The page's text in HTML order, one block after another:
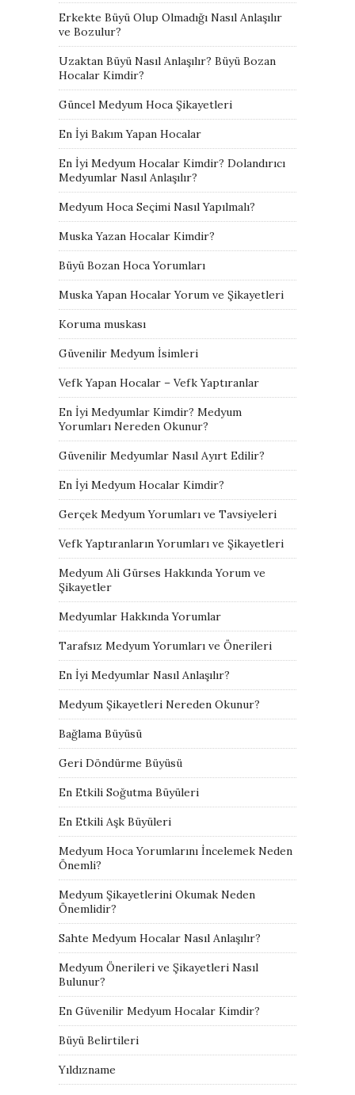
Erkekte Büyü Olup Olmadığı Nasıl Anlaşılır
ve Bozulur?
Uzaktan Büyü Nasıl Anlaşılır? Büyü Bozan
Hocalar Kimdir?
Güncel Medyum Hoca Şikayetleri
En İyi Bakım Yapan Hocalar
En İyi Medyum Hocalar Kimdir? Dolandırıcı
Medyumlar Nasıl Anlaşılır?
Medyum Hoca Seçimi Nasıl Yapılmalı?
Muska Yazan Hocalar Kimdir?
Büyü Bozan Hoca Yorumları
Muska Yapan Hocalar Yorum ve Şikayetleri
Koruma muskası
Güvenilir Medyum İsimleri
Vefk Yapan Hocalar – Vefk Yaptıranlar
En İyi Medyumlar Kimdir? Medyum
Yorumları Nereden Okunur?
Güvenilir Medyumlar Nasıl Ayırt Edilir?
En İyi Medyum Hocalar Kimdir?
Gerçek Medyum Yorumları ve Tavsiyeleri
Vefk Yaptıranların Yorumları ve Şikayetleri
Medyum Ali Gürses Hakkında Yorum ve
Şikayetler
Medyumlar Hakkında Yorumlar
Tarafsız Medyum Yorumları ve Önerileri
En İyi Medyumlar Nasıl Anlaşılır?
Medyum Şikayetleri Nereden Okunur?
Bağlama Büyüsü
Geri Döndürme Büyüsü
En Etkili Soğutma Büyüleri
En Etkili Aşk Büyüleri
Medyum Hoca Yorumlarını İncelemek Neden
Önemli?
Medyum Şikayetlerini Okumak Neden
Önemlidir?
Sahte Medyum Hocalar Nasıl Anlaşılır?
Medyum Önerileri ve Şikayetleri Nasıl
Bulunur?
En Güvenilir Medyum Hocalar Kimdir?
Büyü Belirtileri
Yıldızname